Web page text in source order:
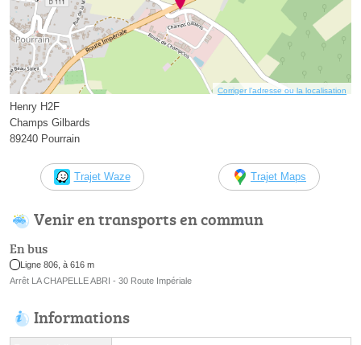
Corriger l’adresse ou la localisation
Henry H2F
Champs Gilbards
89240 Pourrain
Trajet Waze Trajet Maps
Venir en transports en commun
En bus
Ligne 806, à 616 m
Arrêt LA CHAPELLE ABRI - 30 Route Impériale
Informations